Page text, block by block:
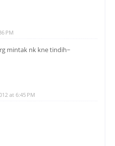
PM
mintak nk kne tindih~
at 6:45 PM